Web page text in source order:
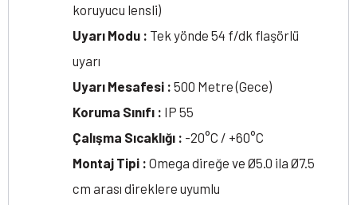
koruyucu lensli)
Uyarı Modu : Tek yönde 54 f/dk flaşörlü
uyarı
Uyarı Mesafesi : 500 Metre (Gece)
Koruma Sınıfı : IP 55
Çalışma Sıcaklığı : -20°C / +60°C
Montaj Tipi : Omega direğe ve Ø5.0 ila Ø7.5
cm arası direklere uyumlu